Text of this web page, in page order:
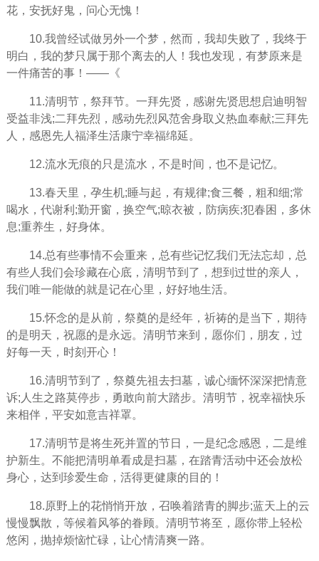
花，安抚好鬼，问心无愧！
10.我曾经试做另外一个梦，然而，我却失败了，我终于
明白，我的梦只属于那个离去的人！我也发现，有梦原来是
一件痛苦的事！――《
11.清明节，祭拜节。一拜先贤，感谢先贤思想启迪明智
受益非浅;二拜先烈，感动先烈风范舍身取义热血奉献;三拜先
人，感恩先人福泽生活康宁幸福绵延。
12.流水无痕的只是流水，不是时间，也不是记忆。
13.春天里，孕生机;睡与起，有规律;食三餐，粗和细;常
喝水，代谢利;勤开窗，换空气;晾衣被，防病疾;犯春困，多休
息;重养生，好身体。
14.总有些事情不会重来，总有些记忆我们无法忘却，总
有些人我们会珍藏在心底，清明节到了，想到过世的亲人，
我们唯一能做的就是记在心里，好好地生活。
15.怀念的是从前，祭奠的是经年，祈祷的是当下，期待
的是明天，祝愿的是永远。清明节来到，愿你们，朋友，过
好每一天，时刻开心！
16.清明节到了，祭奠先祖去扫墓，诚心缅怀深深把情意
诉;人生之路莫停步，勇敢向前大踏步。清明节，祝幸福快乐
来相伴，平安如意吉祥罩。
17.清明节是将生死并置的节日，一是纪念感恩，二是维
护新生。不能把清明单看成是扫墓，在踏青活动中还会放松
身心，达到珍爱生命，活得更健康的目的！
18.原野上的花悄悄开放，召唤着踏青的脚步;蓝天上的云
慢慢飘散，等候着风筝的眷顾。清明节将至，愿你带上轻松
悠闲，抛掉烦恼忙碌，让心情清爽一路。